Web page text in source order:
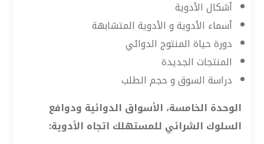
أشكال الأدوية
أسماء الأدوية و الأدوية المتشابهة
دورة حياة المنتوج الدوائي
المنتجات الجديدة
دراسة السوق و حجم الطلب
الوحدة الخامسة، الأسواق الدوائية ودوافع
السلوك الشرائي للمستهلك اتجاه الأدوية: